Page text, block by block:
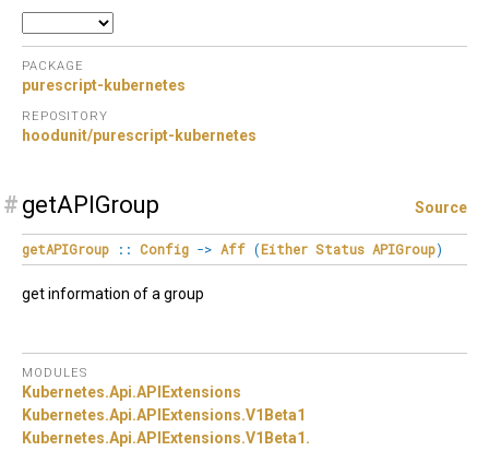
PACKAGE
purescript-kubernetes
REPOSITORY
hoodunit/purescript-kubernetes
# getAPIGroup Source
getAPIGroup :: Config -> Aff (Either Status APIGroup)
get information of a group
MODULES
Kubernetes.Api.APIExtensions
Kubernetes.Api.APIExtensions.V1Beta1
Kubernetes.Api.APIExtensions.V1Beta1.